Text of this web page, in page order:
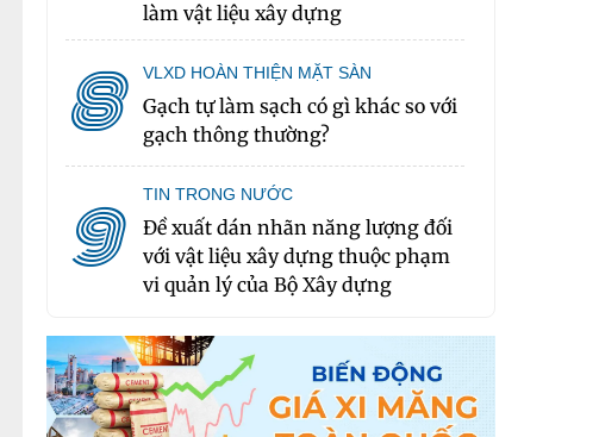
làm vật liệu xây dựng
8 VLXD HOÀN THIỆN MẶT SÀN
Gạch tự làm sạch có gì khác so với
gạch thông thường?
9 TIN TRONG NƯỚC
Đề xuất dán nhãn năng lượng đối
với vật liệu xây dựng thuộc phạm
vi quản lý của Bộ Xây dựng